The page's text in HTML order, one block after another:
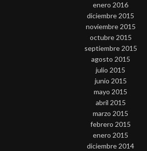
enero 2016
diciembre 2015
noviembre 2015
octubre 2015
septiembre 2015
agosto 2015
julio 2015
junio 2015
mayo 2015
abril 2015
marzo 2015
febrero 2015
enero 2015
diciembre 2014